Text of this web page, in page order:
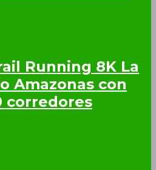
Running 8K La
Amazonas con
corredores